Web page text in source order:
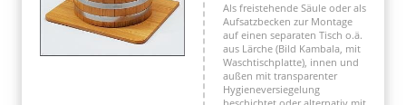
Als freistehende Säule oder als
Aufsatzbecken zur Montage
auf einen separaten Tisch o.ä.
aus Lärche (Bild Kambala, mit
Waschtischplatte), innen und
außen mit transparenter
Hygieneversiegelung